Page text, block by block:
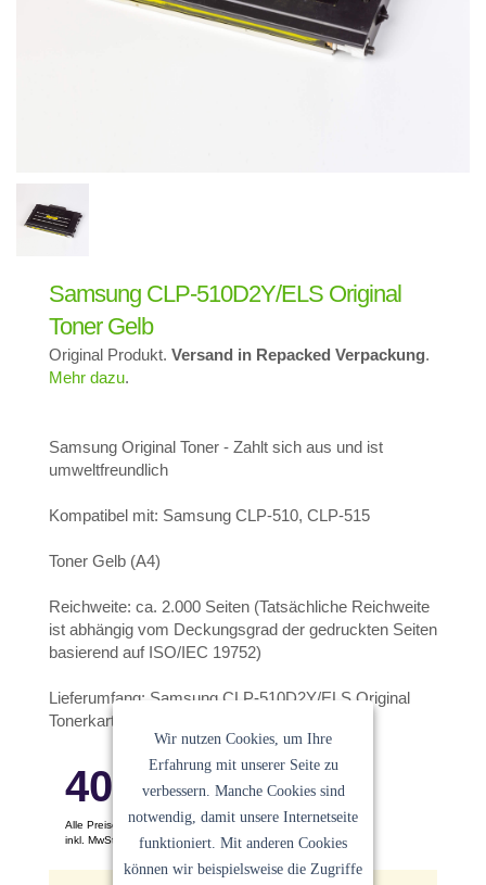
Samsung CLP-510D2Y/ELS Original
Toner Gelb
Original Produkt. Versand in Repacked Verpackung.
Mehr dazu.
Samsung Original Toner - Zahlt sich aus und ist
umweltfreundlich
Kompatibel mit: Samsung CLP-510, CLP-515
Toner Gelb (A4)
Reichweite: ca. 2.000 Seiten (Tatsächliche Reichweite
ist abhängig vom Deckungsgrad der gedruckten Seiten
basierend auf ISO/IEC 19752)
Lieferumfang: Samsung CLP-510D2Y/ELS Original
Tonerkartusche yellow, Druckkassette
40.83€
Alle Preise pro Stück
inkl. MwSt. Keine Versandkosten
Wir nutzen Cookies, um Ihre
Erfahrung mit unserer Seite zu
verbessern. Manche Cookies sind
notwendig, damit unsere Internetseite
funktioniert. Mit anderen Cookies
können wir beispielsweise die Zugriffe